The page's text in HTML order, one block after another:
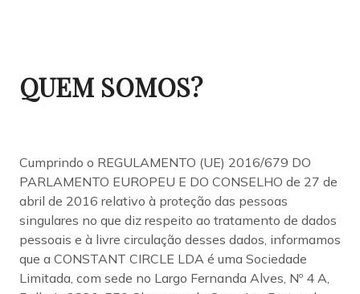
QUEM SOMOS?
Cumprindo o REGULAMENTO (UE) 2016/679 DO
PARLAMENTO EUROPEU E DO CONSELHO de 27 de
abril de 2016 relativo à proteção das pessoas
singulares no que diz respeito ao tratamento de dados
pessoais e à livre circulação desses dados, informamos
que a CONSTANT CIRCLE LDA é uma Sociedade
Limitada, com sede no Largo Fernanda Alves, Nº 4 A,